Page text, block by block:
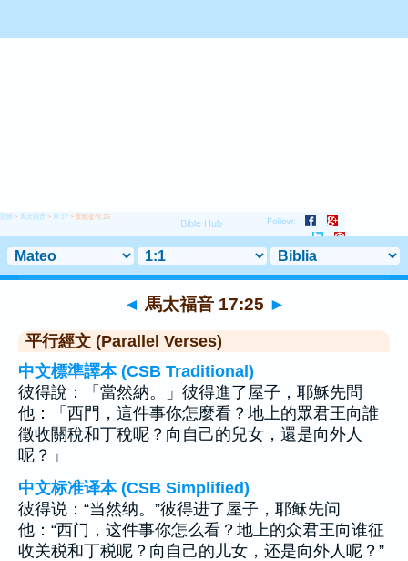
聖經 > 馬太福音 > 章 17 > 聖經金句 25
◄ 馬太福音 17:25 ►
平行經文 (Parallel Verses)
中文標準譯本 (CSB Traditional)
彼得說：「當然納。」彼得進了屋子，耶穌先問
他：「西門，這件事你怎麼看？地上的眾君王向誰
徵收關稅和丁稅呢？向自己的兒女，還是向外人
呢？」
中文标准译本 (CSB Simplified)
彼得说：“当然纳。”彼得进了屋子，耶稣先问
他：“西门，这件事你怎么看？地上的众君王向谁征
收关税和丁税呢？向自己的儿女，还是向外人呢？”